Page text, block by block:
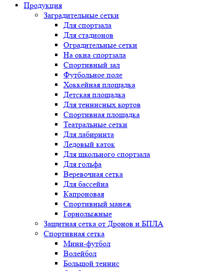
Продукция
Заградительные сетки
Для спортзала
Для стадионов
Оградительные сетки
На окна спортзала
Спортивный зал
Футбольное поле
Хоккейная площадка
Детская площадка
Для теннисных кортов
Спортивная площадка
Театральные сетки
Для лабиринта
Ледовый каток
Для школьного спортзала
Для гольфа
Веревочная сетка
Для бассейна
Капроновая
Спортивный манеж
Горнолыжные
Защитная сетка от Дронов и БПЛА
Спортивная сетка
Мини-футбол
Волейбол
Большой теннис